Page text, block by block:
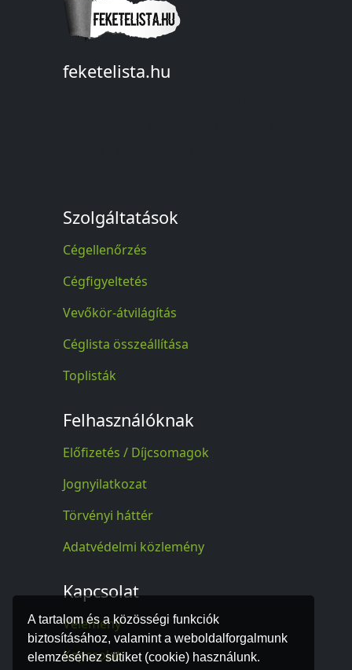
A tartalom és a közösségi funkciók
biztosításához, valamint a weboldalforgalmunk
elemzéséhez sütiket (cookie) használunk.
feketelista.hu
Szolgáltatások
Cégellenőrzés
Cégfigyeltetés
Vevőkör-átvilágítás
Céglista összeállítása
Toplisták
Felhasználóknak
Előfizetés / Díjcsomagok
Jognyilatkozat
Törvényi háttér
Adatvédelmi közlemény
Kapcsolat
Vélemény
Kapcsolat